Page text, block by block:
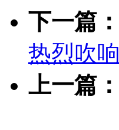
下一篇：
热烈吹响
上一篇：